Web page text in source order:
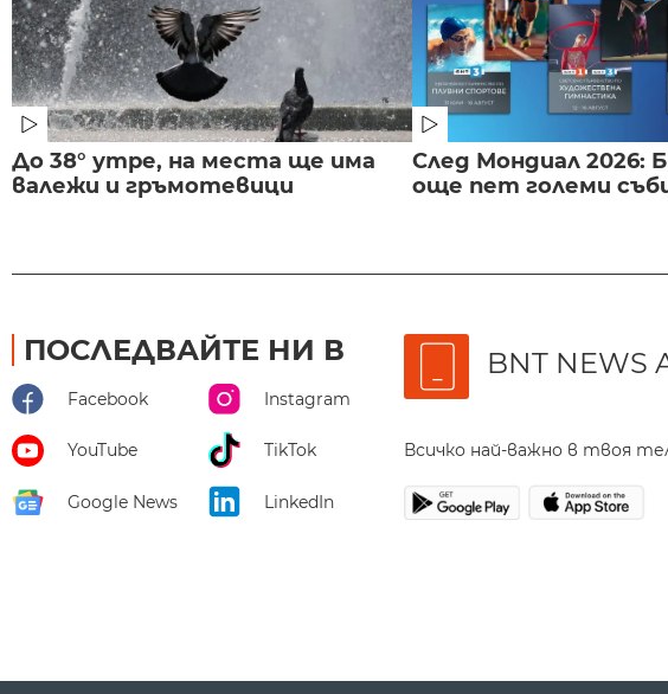
До 38° утре, на места ще има
валежи и гръмотевици
След Мондиал 2026:
още пет големи
ПОСЛЕДВАЙТЕ НИ В
Facebook Instagram
YouTube TikTok
Google News LinkedIn
BNT NEWS
Всичко най-важно в твоя